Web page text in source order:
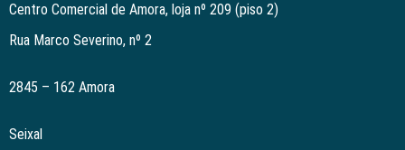
Centro Comercial de Amora, loja nº 209 (piso 2)
Rua Marco Severino, nº 2
2845 – 162 Amora
Seixal